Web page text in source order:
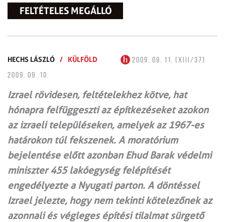
FELTÉTELES MEGÁLLÓ
HECHS LÁSZLÓ / KÜLFÖLD
2009. 09. 11. (XIII/37)
2009. 09. 10.
Izrael rövidesen, feltételekhez kötve, hat
hónapra felfüggeszti az építkezéseket azokon
az izraeli településeken, amelyek az 1967-es
határokon túl fekszenek. A moratórium
bejelentése előtt azonban Ehud Barak védelmi
miniszter 455 lakóegység felépítését
engedélyezte a Nyugati parton. A döntéssel
Izrael jelezte, hogy nem tekinti kötelezőnek az
azonnali és végleges építési tilalmat sürgető